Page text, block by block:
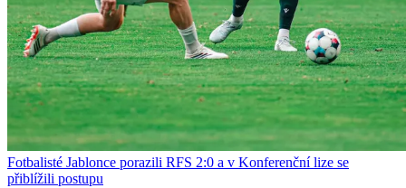
Fotbalisté Jablonce porazili RFS 2:0 a v Konferenční lize se
přiblížili postupu